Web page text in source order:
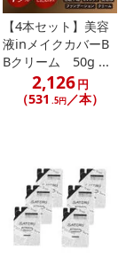
ん決済）、ソフトバ
Pay、Amazon
遷移します。
日にお支払いを完
お申し込みくだ
発送完了後、配送
います。
てご指定できる
【4本セット】美容
液inメイクカバーB
Bクリーム 50g ...
2,126円
（531 .5円 ／本）